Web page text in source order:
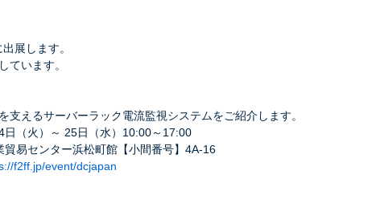
展します。
ています。
支えるサーバーラック電流監視システムをご紹介します。
火）～ 25日（水）10:00～17:00
易センター浜松町館【小間番号】4A-16
f2ff.jp/event/dcjapan